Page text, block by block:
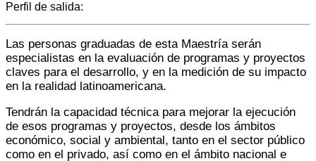
Perfil de salida:
Las personas graduadas de esta Maestría serán
especialistas en la evaluación de programas y proyectos
claves para el desarrollo, y en la medición de su impacto
en la realidad latinoamericana.
Tendrán la capacidad técnica para mejorar la ejecución
de esos programas y proyectos, desde los ámbitos
económico, social y ambiental, tanto en el sector público
como en el privado, así como en el ámbito nacional e